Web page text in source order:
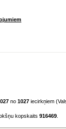
no 1027 iecirkņiem
kopskaits 916469